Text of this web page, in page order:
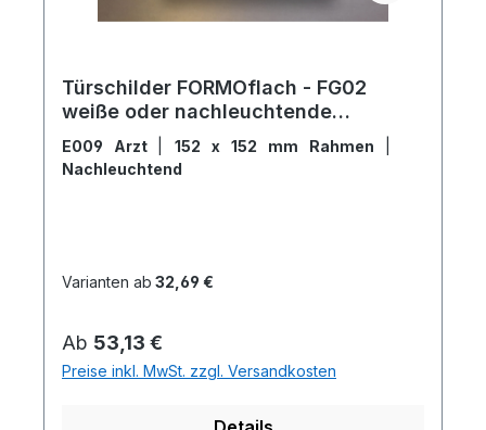
Türschilder FORMOflach - FG02
weiße oder nachleuchtende
Rettungswegzeichen
E009 Arzt 152 x 152 mm Rahmen
Nachleuchtend
Varianten ab 32,69 €
Regulärer Preis:
Ab 53,13 €
Preise inkl. MwSt. zzgl. Versandkosten